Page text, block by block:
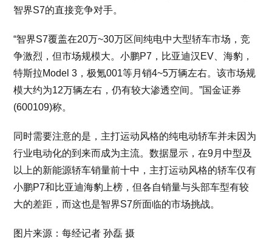
智界S7的直接竞争对手。
“智界S7覆盖在20万~30万区间纯电中大型轿车市场，竞
争激烈，但市场规模大。小鹏P7，比亚迪汉EV、海豹，
特斯拉Model 3，极氪001等月销4~5万辆左右。该市场规
模大约为12万辆左右，仍有较大渗透空间。”国金证券
(600109)称。
同时需要注意的是，主打运动风格的纯电动轿车并未因为
行业电动化的到来而成为主流。数据显示，在9月中型及
以上的新能源轿车销量前十中，主打运动风格的轿车仅有
小鹏P7和比亚迪海豹上榜，但各自销量与头部车型有较
大的差距，而这也是智界S7所面临的市场挑战。
图片来源：每经记者 孙磊 摄